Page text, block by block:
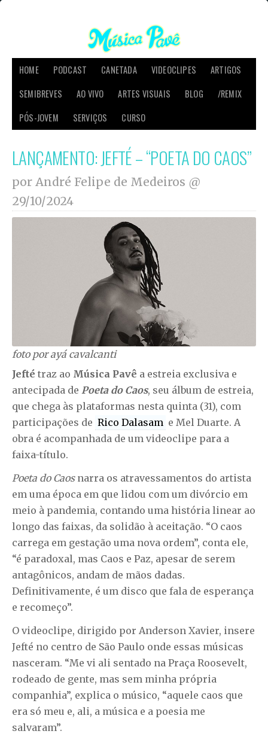
HOME PODCAST CANETADA VIDEOCLIPES
ARTIGOS
SEMIBREVES
AO VIVO ARTES VISUAIS BLOG
/REMIX
PÓS-JOVEM
SERVIÇOS CURSO
LANÇAMENTO: JEFTÉ – “POETA DO CAOS”
por André Felipe de Medeiros @
29/10/2024
foto por ayá cavalcanti
Jefté traz ao Música Pavê a estreia exclusiva e
antecipada de Poeta do Caos, seu álbum de estreia,
que chega às plataformas nesta quinta (31), com
participações de Rico Dalasam e Mel Duarte. A
obra é acompanhada de um videoclipe para a
faixa-título.
Poeta do Caosnarra os atravessamentos do artista
em uma época em que lidou com um divórcio em
meio à pandemia, contando uma história linear ao
longo das faixas, da solidão à aceitação. “O caos
carrega em gestação uma nova ordem”, conta ele,
“é paradoxal, mas Caos e Paz, apesar de serem
antagônicos, andam de mãos dadas.
Definitivamente, é um disco que fala de esperança
e recomeço”.
O videoclipe, dirigido por Anderson Xavier, insere
Jefté no centro de São Paulo onde essas músicas
nasceram. “Me vi ali sentado na Praça Roosevelt,
rodeado de gente, mas sem minha própria
companhia”, explica o músico, “aquele caos que
era só meu e, ali, a música e a poesia me
salvaram”.